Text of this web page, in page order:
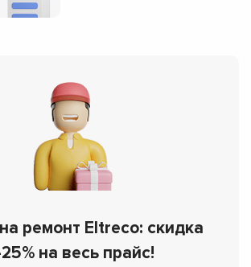
ремонт Eltreco: скидка
на весь прайс!